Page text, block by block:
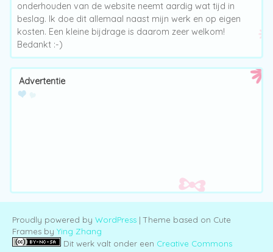
onderhouden van de website neemt aardig wat tijd in
beslag. Ik doe dit allemaal naast mijn werk en op eigen
kosten. Een kleine bijdrage is daarom zeer welkom!
Bedankt :-)
Advertentie
Proudly powered by WordPress | Theme based on Cute
Frames by Ying Zhang
Dit werk valt onder een Creative Commons